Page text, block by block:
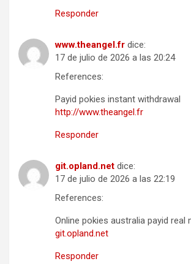
Responder
www.theangel.fr dice:
17 de julio de 2026 a las 20:24
References:
Payid pokies instant withdrawal
http://www.theangel.fr
Responder
git.opland.net dice:
17 de julio de 2026 a las 22:19
References:
Online pokies australia payid real
git.opland.net
Responder